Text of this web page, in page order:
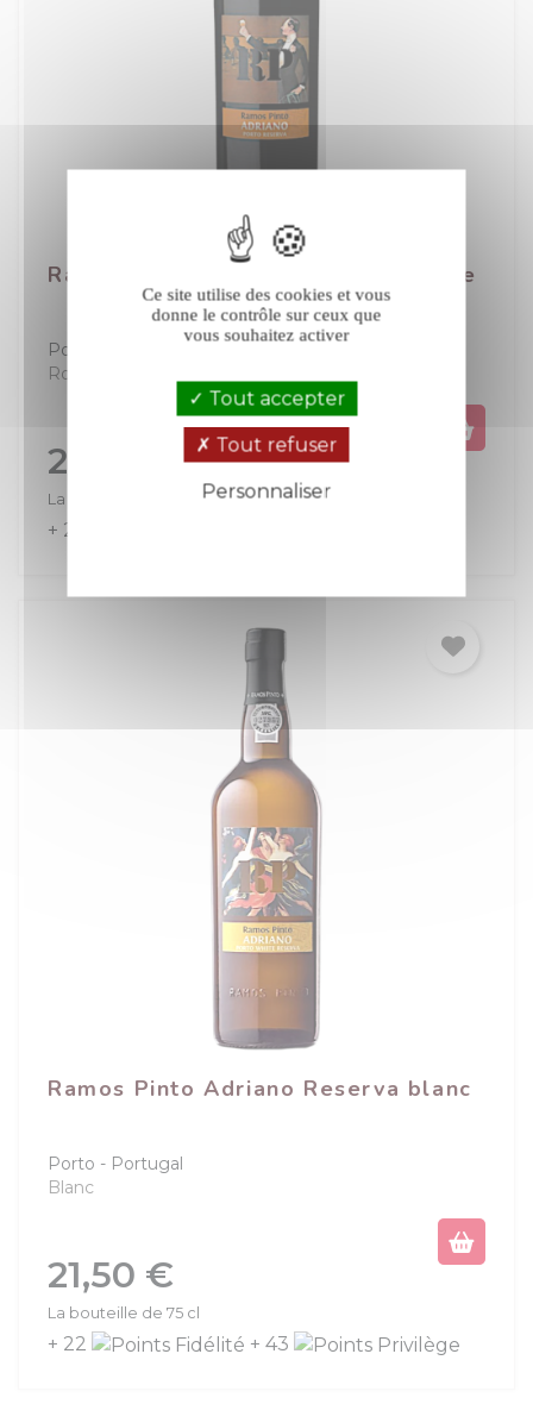
Ramos Pinto Adriano Reserva rouge
Porto
Rouge
Prix
20,00 €
La bouteille de 75 cl
+ 20
Ramos Pinto Adriano Reserva blanc
Porto
Portugal
Blanc
Prix
21,50 €
La bouteille de 75 cl
+ 22 + 43
Ce site utilise des cookies et vous
donne le contrôle sur ceux que
vous souhaitez activer
Tout accepter
Tout refuser
Personnaliser